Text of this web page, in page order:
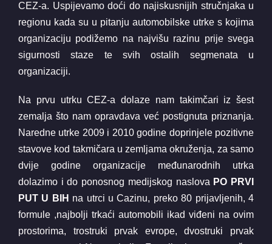
CEZ-a. Uspijevamo doći do najiskusnijih stručnjaka u
regionu kada su u pitanju automobilske utrke s kojima
organizaciju podižemo na najvišu razinu prije svega
sigurnosti staze te svih ostalih segmenata u
organizaciji.
Na prvu utrku CEZ-a dolaze nam takimčari iz šest
zemalja što nam opravdava već postignuta priznanja.
Naredne utrke 2009 i 2010 godine doprinjele pozitivne
stavove kod takmičara u zemljama okruženja, za samo
dvije godine organizacije međunarodnih utrka
dolazimo i do ponosnog medijskog naslova PO PRVI
PUT U BIH na utrci u Cazinu, preko 80 prijavljenih, 4
formule ,najbolji trkaći automobili ikad viđeni na ovim
prostorima, trostruki prvak evrope, dvostruki prvak